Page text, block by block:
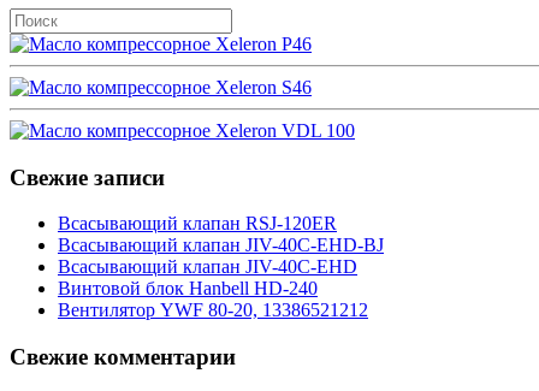
Свежие записи
Всасывающий клапан RSJ-120ER
Всасывающий клапан JIV-40C-EHD-BJ
Всасывающий клапан JIV-40C-EHD
Винтовой блок Hanbell HD-240
Вентилятор YWF 80-20, 13386521212
Свежие комментарии